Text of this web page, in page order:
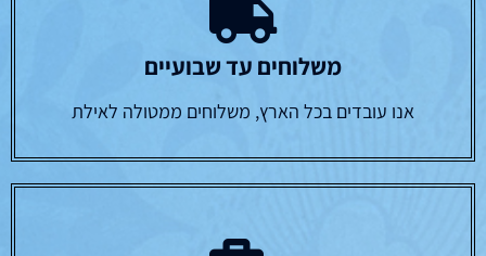
משלוחים עד שבועיים
אנו עובדים בכל הארץ, משלוחים ממטולה לאילת